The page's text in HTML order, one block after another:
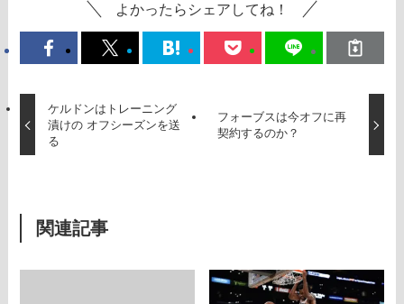
よかったらシェアしてね！
ケルドンはトレーニング
漬けの オフシーズンを送
る
フォーブスは今オフに再
契約するのか？
関連記事